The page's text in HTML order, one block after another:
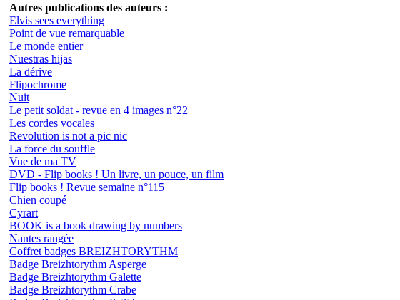
Autres publications des auteurs :
Elvis sees everything
Point de vue remarquable
Le monde entier
Nuestras hijas
La dérive
Flipochrome
Nuit
Le petit soldat - revue en 4 images n°22
Les cordes vocales
Revolution is not a pic nic
La force du souffle
Vue de ma TV
DVD - Flip books ! Un livre, un pouce, un film
Flip books ! Revue semaine n°115
Chien coupé
Cyrart
BOOK is a book drawing by numbers
Nantes rangée
Coffret badges BREIZHTORYTHM
Badge Breizhtorythm Asperge
Badge Breizhtorythm Galette
Badge Breizhtorythm Crabe